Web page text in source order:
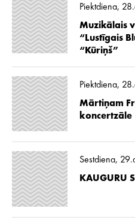
Piektdiena,
Muzikālais
“Lustīgais
“Kūriņš”
Piektdiena,
Mārtiņam
koncertzāle
Sestdiena,
KAUGURU